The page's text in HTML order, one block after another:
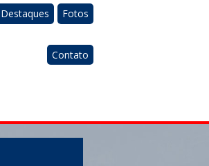
Destaques Fotos
Contato